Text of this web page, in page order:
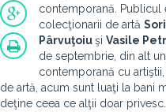
contemporană. Publicul
colecţionarii de artă
Pârvuţoiuşi Vasile
de septembrie, din alt
contemporană cu
de artă, acum sunt luaţi la bani
deţine ceea ce alţii doar